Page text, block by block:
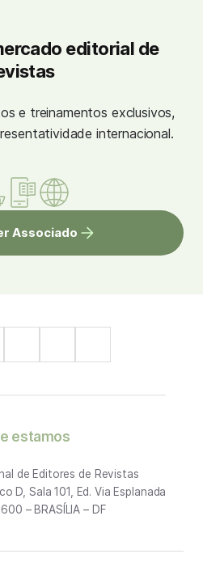
editorial de
e treinamentos exclusivos,
internacional.
Associado
estamos
de Editores de Revistas
D, Sala 101, Ed. Via Esplanada
– BRASÍLIA – DF